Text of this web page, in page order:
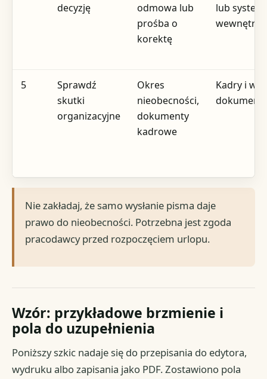
decyzję
odmowa lub
prośba o
korektę
lub system
5
Sprawdź
skutki
organizacyjne
Okres
nieobecności,
dokumenty
kadrowe
Kadry i
Nie zakładaj, że samo wysłanie pisma daje
prawo do nieobecności. Potrzebna jest zgoda
pracodawcy przed rozpoczęciem urlopu.
Wzór: przykładowe brzmienie i
pola do uzupełnienia
Poniższy szkic nadaje się do przepisania do edytora,
wydruku albo zapisania jako PDF. Zostawiono pola